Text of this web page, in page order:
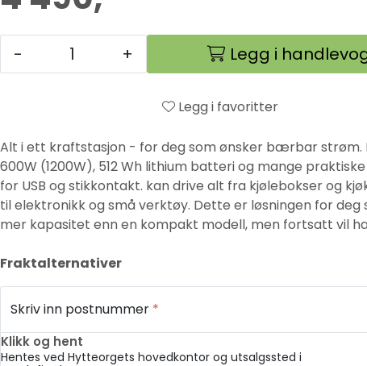
- + Legg i
Legg i favoritter
Alt i ett kraftstasjon - for deg som ønsker bærbar strøm.
600W (1200W), 512 Wh lithium batteri og mange
for USB og stikkontakt. kan drive alt fra kjølebokser og
til elektronikk og små verktøy. Dette er løsningen for deg
mer kapasitet enn en kompakt modell, men fortsatt vil
Fraktalternativer
Skriv inn postnummer *
Klikk og hent
Hentes ved Hytteorgets hovedkontor og utsalgssted i